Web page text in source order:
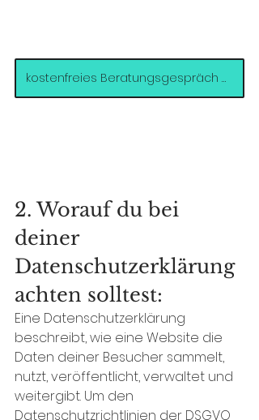
kostenfreies Beratungsgespräch buchen >>
2. Worauf du bei
deiner
Datenschutzerklärung
achten solltest:
Eine Datenschutzerklärung
beschreibt, wie eine Website die
Daten deiner Besucher sammelt,
nutzt, veröffentlicht, verwaltet und
weitergibt. Um den
Datenschutzrichtlinien der DSGVO